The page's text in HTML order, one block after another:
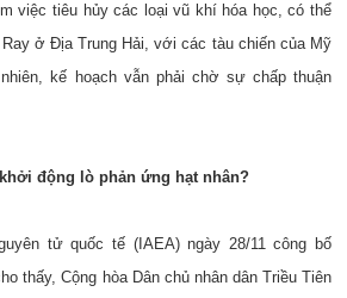
việc tiêu hủy các loại vũ khí hóa học, có thể
ở Địa Trung Hải, với các tàu chiến của Mỹ
kế hoạch vẫn phải chờ sự chấp thuận
động lò phản ứng hạt nhân?
tử quốc tế (IAEA) ngày 28/11 công bố
thấy, Cộng hòa Dân chủ nhân dân Triều Tiên